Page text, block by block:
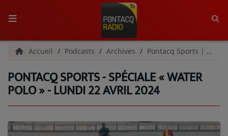
ACCUEIL
RADIO
L'ÉQUIPE
Accueil Podcasts Archives Pontacq Sports | Archives
PONTACQ SPORTS - SPÉCIALE « WATER
POLO » - LUNDI 22 AVRIL 2024